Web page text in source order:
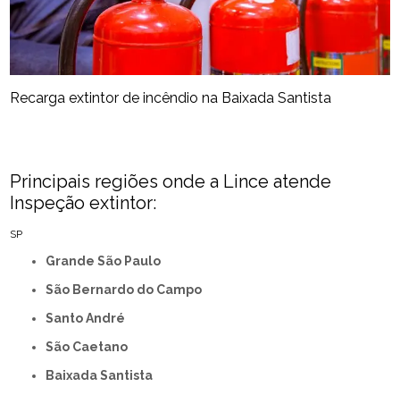
Recarga extintor de incêndio na Baixada Santista
Principais regiões onde a Lince atende
Inspeção extintor:
SP
Grande São Paulo
São Bernardo do Campo
Santo André
São Caetano
Baixada Santista